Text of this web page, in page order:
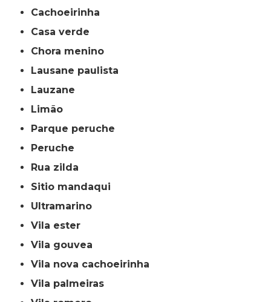
cachoeirinha
casa verde
chora menino
lausane paulista
lauzane
limão
parque peruche
peruche
rua zilda
sitio mandaqui
ultramarino
vila ester
vila gouvea
vila nova cachoeirinha
vila palmeiras